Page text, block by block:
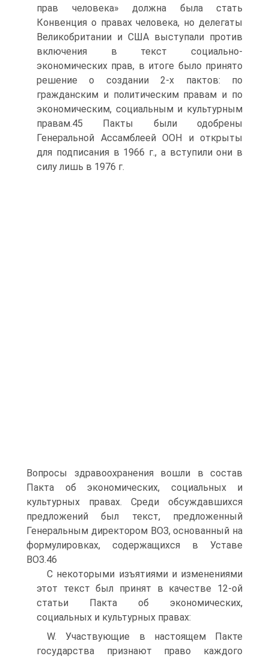
прав человека» должна была стать
Конвенция о правах человека, но делегаты
Великобритании и США выступали против
включения в текст социально-
экономических прав, в итоге было принято
решение о создании 2-х пактов: по
гражданским и политическим правам и по
экономическим, социальным и культурным
правам.45 Пакты были одобрены
Генеральной Ассамблеей ООН и открыты
для подписания в 1966 г., а вступили они в
силу лишь в 1976 г.
Вопросы здравоохранения вошли в состав
Пакта об экономических, социальных и
культурных правах. Среди обсуждавшихся
предложений был текст, предложенный
Генеральным директором ВОЗ, основанный на
формулировках, содержащихся в Уставе
ВОЗ.46
С некоторыми изъятиями и изменениями
этот текст был принят в качестве 12-ой
статьи Пакта об экономических,
социальных и культурных правах:
W. Участвующие в настоящем Пакте
государства признают право каждого